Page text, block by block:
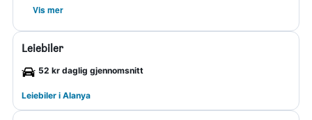
Vis mer
Leiebiler
52 kr daglig gjennomsnitt
Leiebiler i Alanya